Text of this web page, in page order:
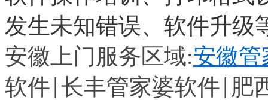
发生未知错误、软件升级
安徽上门服务区域:安徽管
软件 长丰管家婆软件 肥